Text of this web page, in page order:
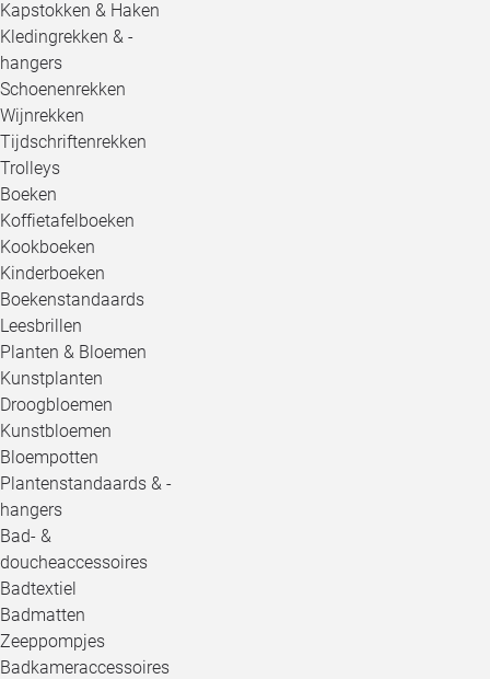
Kapstokken & Haken
Kledingrekken & -
hangers
Schoenenrekken
Wijnrekken
Tijdschriftenrekken
Trolleys
Boeken
Koffietafelboeken
Kookboeken
Kinderboeken
Boekenstandaards
Leesbrillen
Planten & Bloemen
Kunstplanten
Droogbloemen
Kunstbloemen
Bloempotten
Plantenstandaards & -
hangers
Bad- &
doucheaccessoires
Badtextiel
Badmatten
Zeeppompjes
Badkameraccessoires